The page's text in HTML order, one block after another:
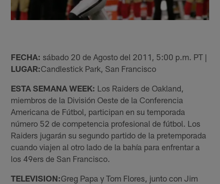
FECHA: sábado 20 de Agosto del 2011, 5:00 p.m. PT |
LUGAR:Candlestick Park, San Francisco
ESTA SEMANA WEEK: Los Raiders de Oakland,
miembros de la División Oeste de la Conferencia
Americana de Fútbol, participan en su temporada
número 52 de competencia profesional de fútbol. Los
Raiders jugarán su segundo partido de la pretemporada
cuando viajen al otro lado de la bahía para enfrentar a
los 49ers de San Francisco.
TELEVISION:Greg Papa y Tom Flores, junto con Jim